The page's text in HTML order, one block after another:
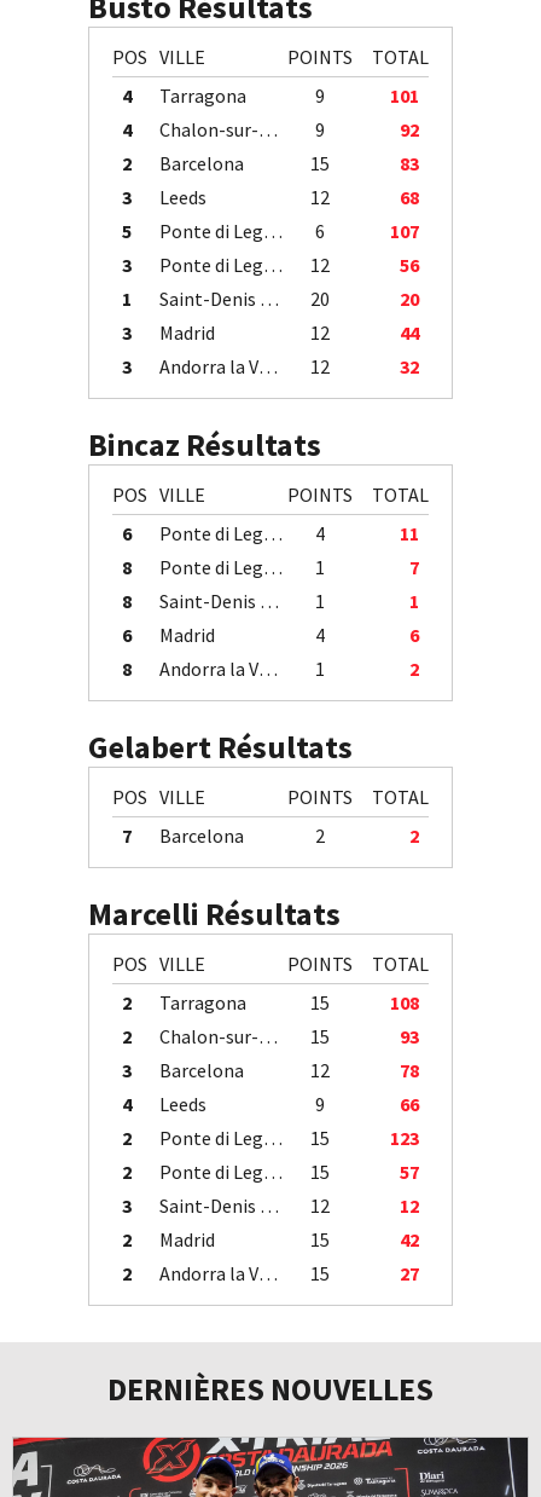
POS VILLE POINTS
TOTAL
4
Tarragona 9
101
4
Chalon-sur-Saône 9
92
2
Barcelona 15
83
3
Leeds 12
68
5
Ponte di Legno 6
107
3
Ponte di Legno 12
56
1
Saint-Denis / Île de la Réunion 20
20
3
Madrid 12
44
3
Andorra la Vella 12 32
Bincaz Résultats
POS VILLE POINTS
TOTAL
6
Ponte di Legno 4
11
8
Ponte di Legno 1
7
8
Saint-Denis / Île de la Réunion 1
1
6
Madrid 4
6
8
Andorra la Vella 1 2
Gelabert Résultats
POS VILLE POINTS
TOTAL
7
Barcelona 2 2
Marcelli Résultats
POS VILLE POINTS
TOTAL
2
Tarragona 15
108
2
Chalon-sur-Saône 15
93
3
Barcelona 12
78
4
Leeds 9
66
2
Ponte di Legno 15
123
2
Ponte di Legno 15
57
3
Saint-Denis / Île de la Réunion 12
12
2
Madrid 15
42
2
Andorra la Vella 15 27
DERNIÈRES NOUVELLES